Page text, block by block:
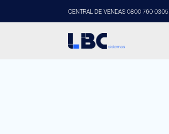
CENTRAL DE VENDAS 0800 760 0305